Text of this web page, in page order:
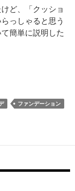
ど、「クッショ
っしゃると思う
簡単に説明した
ァンデ！エアクッ
ファンデーション